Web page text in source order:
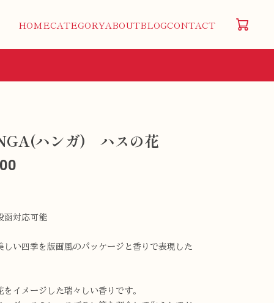
HOMECATEGORYABOUTBLOGCONTACT
ハンガ) ハスの花
函対応可能
しい四季を版画風のパッケージと香りで表現した
をイメージした瑞々しい香りです。